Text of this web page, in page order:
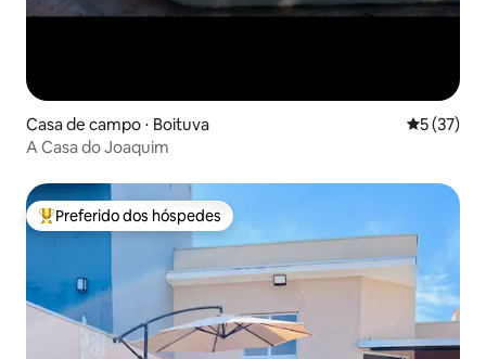
Casa de campo ⋅ Boituva 5 de uma
5 (37)
A Casa do Joaquim
Entre os melhores preferidos dos hóspedes
Preferido dos hóspedes